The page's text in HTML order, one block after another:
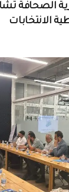
الصحافة
الانتخابات